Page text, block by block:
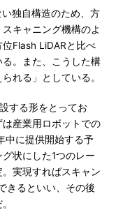
独自構造のため、方
キャニング機構のよ
Flash LiDARと比べ
。また、こうした構
れる」としている。
する形をとってお
産業用ロボットでの
中に提供開始する予
状にした1つのレー
実現すればスキャン
きるといい、その後